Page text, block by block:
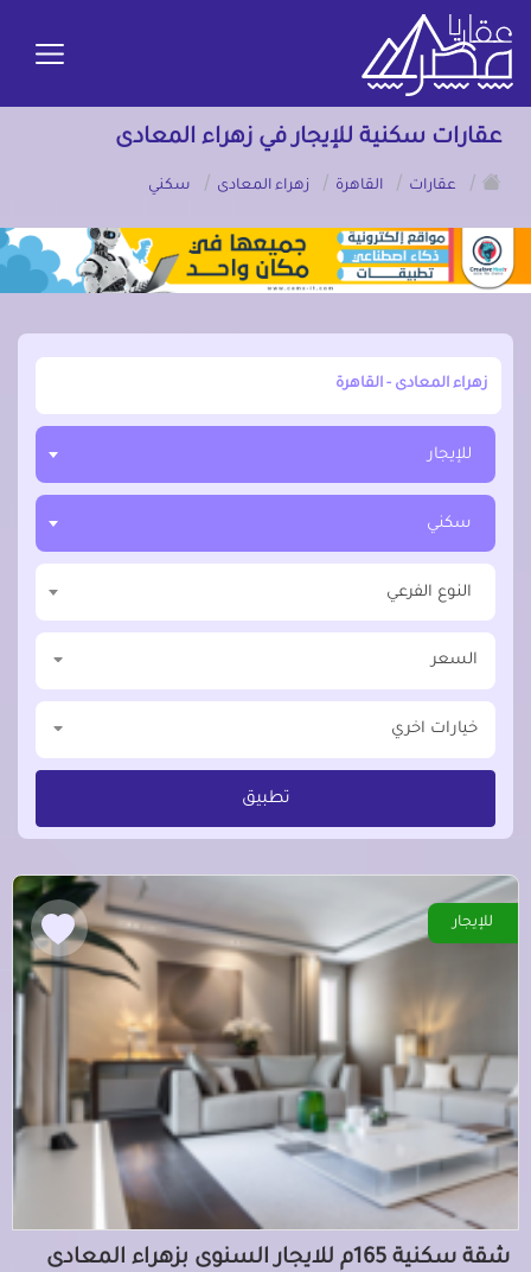
عقارات سكنية للإيجار في زهراء المعادى
/
عقارات / القاهرة / زهراء المعادى / سكني
أبحث عن مدينة, محافظة, حي
للإيجار
سكني
النوع الفرعي
السعر
خيارات اخري
تطبيق
للإيجار
شقة سكنية 165م للايجار السنوى بزهراء المعادى